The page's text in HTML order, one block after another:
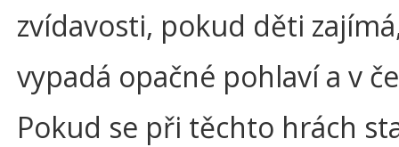
zvídavosti, pokud děti
vypadá opačné pohlaví a v
Pokud se při těchto hrách